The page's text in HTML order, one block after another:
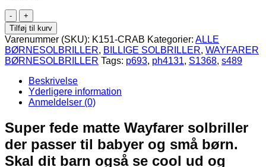
Røde
baby
/
børne
Wayfarer
solbriller
med
krabber
|
Mørke
antal
Tilføj til kurv
Varenummer (SKU): K151-CRAB Kategorier: ALLE
BØRNESOLBRILLER, BILLIGE SOLBRILLER, WAYFARER
BØRNESOLBRILLER Tags: p693, ph4131, S1368, s489
Beskrivelse
Yderligere information
Anmeldelser (0)
Super fede matte Wayfarer solbriller
der passer til babyer og små børn.
Skal dit barn også se cool ud og